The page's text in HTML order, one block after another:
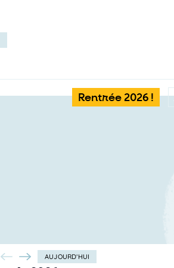
Rentrée 2026 !
AUJOURD’HUI